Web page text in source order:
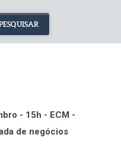
- 15h - ECM -
de negócios